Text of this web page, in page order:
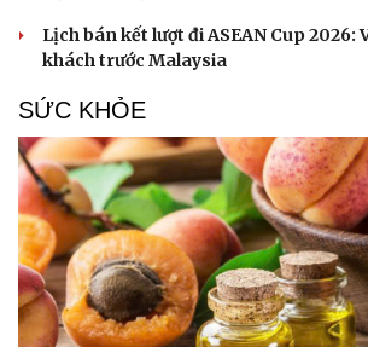
Kể
Lịch bán kết lượt đi ASEAN Cup 2026:
khách trước Malaysia
SỨC KHỎE